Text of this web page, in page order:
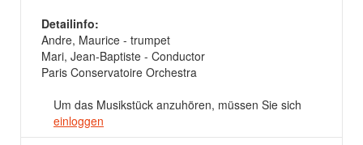
Detailinfo:
Andre, Maurice - trumpet
Mari, Jean-Baptiste - Conductor
Paris Conservatoire Orchestra
Um das Musikstück anzuhören, müssen Sie sich
einloggen